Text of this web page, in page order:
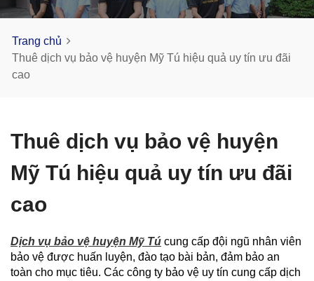
Trang chủ
Thuê dịch vụ bảo vệ huyện Mỹ Tú hiệu quả uy tín ưu đãi
cao
Thuê dịch vụ bảo vệ huyện
Mỹ Tú hiệu quả uy tín ưu đãi
cao
Dịch vụ bảo vệ huyện Mỹ Tú cung cấp đội ngũ nhân viên
bảo vệ được huấn luyện, đào tạo bài bản, đảm bảo an
toàn cho mục tiêu. Các công ty bảo vệ uy tín cung cấp dịch